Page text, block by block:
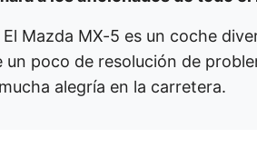
El Mazda MX-5 es un coche
un poco de resolución de
alegría en la carretera.